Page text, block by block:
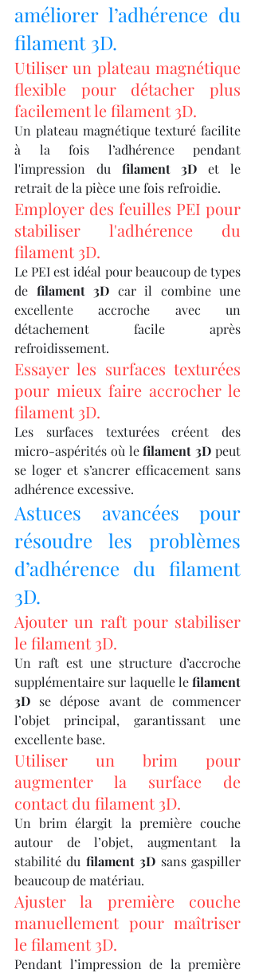
améliorer l’adhérence du
filament 3D.
Utiliser un plateau magnétique
flexible pour détacher plus
facilement le filament 3D.
Un plateau magnétique texturé facilite
à la fois l’adhérence pendant
l'impression du filament 3D et le
retrait de la pièce une fois refroidie.
Employer des feuilles PEI pour
stabiliser l'adhérence du
filament 3D.
Le PEI est idéal pour beaucoup de types
de filament 3D car il combine une
excellente accroche avec un
détachement facile après
refroidissement.
Essayer les surfaces texturées
pour mieux faire accrocher le
filament 3D.
Les surfaces texturées créent des
micro-aspérités où le filament 3D peut
se loger et s’ancrer efficacement sans
adhérence excessive.
Astuces avancées pour
résoudre les problèmes
d’adhérence du filament
3D.
Ajouter un raft pour stabiliser
le filament 3D.
Un raft est une structure d’accroche
supplémentaire sur laquelle le filament
3D se dépose avant de commencer
l’objet principal, garantissant une
excellente base.
Utiliser un brim pour
augmenter la surface de
contact du filament 3D.
Un brim élargit la première couche
autour de l’objet, augmentant la
stabilité du filament 3D sans gaspiller
beaucoup de matériau.
Ajuster la première couche
manuellement pour maîtriser
le filament 3D.
Pendant l’impression de la première